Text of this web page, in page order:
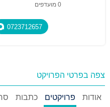
0 מועדפים
0723712657
צפה בפרטי הפרויקט
אודות פרויקטים כתבות